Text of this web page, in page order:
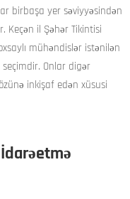
birbaşa yer səviyyəsindən
Keçən il Şəhər Tikintisi
mühəndislər istənilən
Onlar digər
inkişaf edən xüsusi